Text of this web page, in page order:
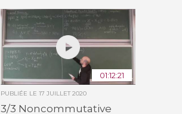
01:12:21
PUBLIÉE LE 17 JUILLET 2020
3/3 Noncommutative